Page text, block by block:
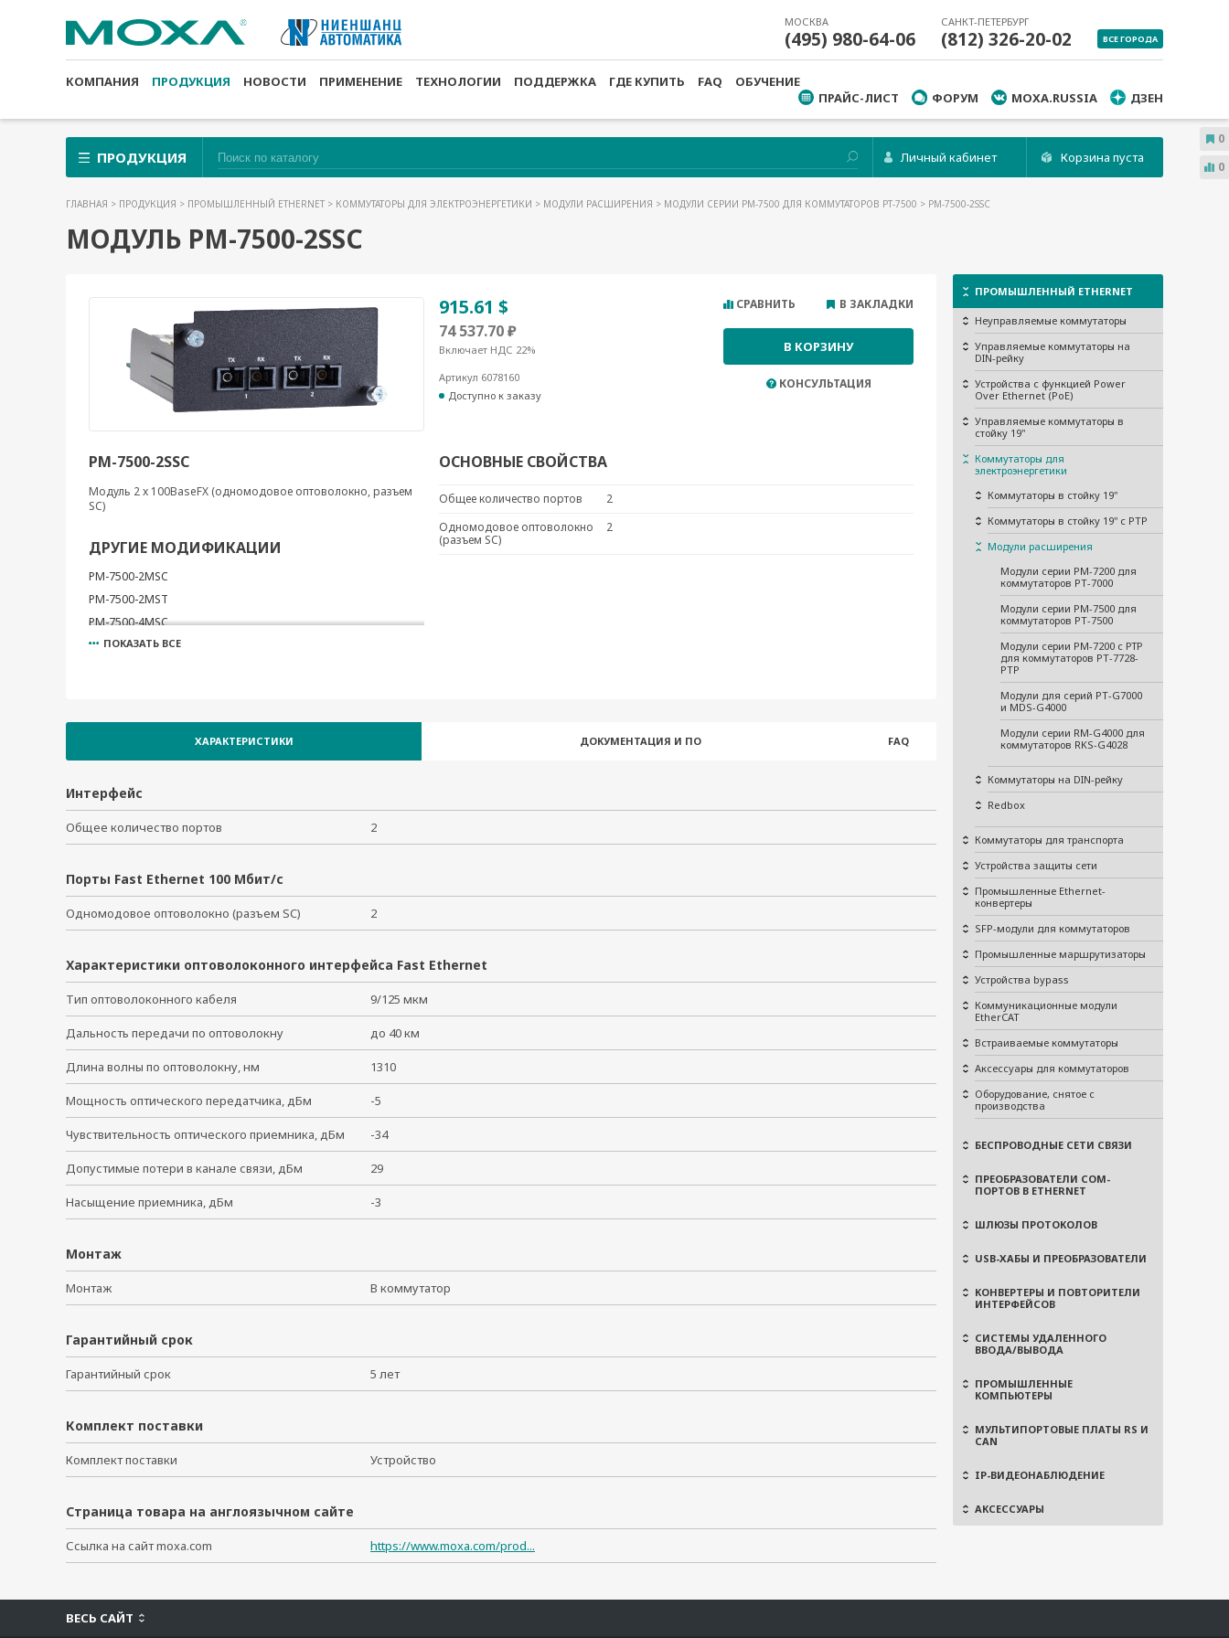
МОСКВА
(495) 980-64-06
САНКТ-ПЕТЕРБУРГ
(812) 326-20-02 ВСЕ ГОРОДА
КОМПАНИЯ ПРОДУКЦИЯ НОВОСТИ ПРИМЕНЕНИЕ ТЕХНОЛОГИИ ПОДДЕРЖКА ГДЕ КУПИТЬ FAQ
ОБУЧЕНИЕ
ПРАЙС-ЛИСТ
ФОРУМ MOXA.RUSSIA ДЗЕН
ПРОДУКЦИЯ Личный кабинет Корзина пуста
ГЛАВНАЯ > ПРОДУКЦИЯ > ПРОМЫШЛЕННЫЙ ETHERNET > КОММУТАТОРЫ ДЛЯ ЭЛЕКТРОЭНЕРГЕТИКИ > МОДУЛИ РАСШИРЕНИЯ > МОДУЛИ СЕРИИ PM-7500 ДЛЯ КОММУТАТОРОВ PT-7500 > PM-7500-2SSC
МОДУЛЬ PM-7500-2SSC
ПРОМЫШЛЕННЫЙ ETHERNET
Неуправляемые коммутаторы
Управляемые коммутаторы на
DIN-рейку
Устройства с функцией Power
Over Ethernet (PoE)
Управляемые коммутаторы в
стойку 19"
Коммутаторы для
электроэнергетики
Коммутаторы в стойку 19"
Коммутаторы в стойку 19" с PTP
Модули расширения
Модули серии PM-7200 для
коммутаторов PT-7000
Модули серии PM-7500 для
коммутаторов PT-7500
Модули серии PM-7200 с РТР
для коммутаторов PT-7728-
PTP
Модули для серий PT-G7000
и MDS-G4000
Модули серии RM-G4000 для
коммутаторов RKS-G4028
Коммутаторы на DIN-рейку
Redbox
Коммутаторы для транспорта
Устройства защиты сети
Промышленные Ethernet-
конвертеры
SFP-модули для коммутаторов
Промышленные маршрутизаторы
Устройства bypass
Коммуникационные модули
EtherCAT
Встраиваемые коммутаторы
Аксессуары для коммутаторов
Оборудование, снятое с
производства
БЕСПРОВОДНЫЕ СЕТИ СВЯЗИ
ПРЕОБРАЗОВАТЕЛИ COM-
ПОРТОВ В ETHERNET
ШЛЮЗЫ ПРОТОКОЛОВ
USB-ХАБЫ И ПРЕОБРАЗОВАТЕЛИ
КОНВЕРТЕРЫ И ПОВТОРИТЕЛИ
ИНТЕРФЕЙСОВ
СИСТЕМЫ УДАЛЕННОГО
ВВОДА/ВЫВОДА
ПРОМЫШЛЕННЫЕ
КОМПЬЮТЕРЫ
МУЛЬТИПОРТОВЫЕ ПЛАТЫ RS И
CAN
IP-ВИДЕОНАБЛЮДЕНИЕ
АКСЕССУАРЫ
915.61 $
74 537.70 ₽
Включает НДС 22%
Артикул 6078160
Доступно к заказу
СРАВНИТЬ В ЗАКЛАДКИ
В КОРЗИНУ
КОНСУЛЬТАЦИЯ
PM-7500-2SSC
Модуль 2 x 100BaseFX (одномодовое оптоволокно, разъем
SC)
ДРУГИЕ МОДИФИКАЦИИ
PM-7500-2MSC
PM-7500-2MST
PM-7500-4MSC
PM-7500-4MST
ПОКАЗАТЬ ВСЕ
ОСНОВНЫЕ СВОЙСТВА
Общее количество портов
2
Одномодовое оптоволокно
(разъем SC)
2
ХАРАКТЕРИСТИКИ ДОКУМЕНТАЦИЯ И ПО FAQ
Интерфейс
Общее количество портов 2
Порты Fast Ethernet 100 Мбит/с
Одномодовое оптоволокно (разъем SC) 2
Характеристики оптоволоконного интерфейса Fast Ethernet
Тип оптоволоконного кабеля 9/125 мкм
Дальность передачи по оптоволокну до 40 км
Длина волны по оптоволокну, нм 1310
Мощность оптического передатчика, дБм -5
Чувствительность оптического приемника, дБм -34
Допустимые потери в канале связи, дБм 29
Насыщение приемника, дБм -3
Монтаж
Монтаж В коммутатор
Гарантийный срок
Гарантийный срок 5 лет
Комплект поставки
Комплект поставки Устройство
Страница товара на англоязычном сайте
Ссылка на сайт moxa.com https://www.moxa.com/prod...
ВЕСЬ САЙТ
0
0